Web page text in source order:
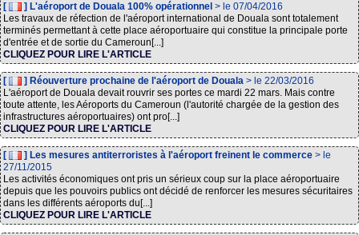
[ ] L'aéroport de Douala 100% opérationnel > le 07/04/2016
Les travaux de réfection de l'aéroport international de Douala sont totalement
terminés permettant à cette place aéroportuaire qui constitue la principale porte
d'entrée et de sortie du Cameroun[...]
CLIQUEZ POUR LIRE L'ARTICLE
[ ] Réouverture prochaine de l'aéroport de Douala > le 22/03/2016
L'aéroport de Douala devait rouvrir ses portes ce mardi 22 mars. Mais contre
toute attente, les Aéroports du Cameroun (l'autorité chargée de la gestion des
infrastructures aéroportuaires) ont pro[...]
CLIQUEZ POUR LIRE L'ARTICLE
[ ] Les mesures antiterroristes à l'aéroport freinent le commerce > le
27/11/2015
Les activités économiques ont pris un sérieux coup sur la place aéroportuaire
depuis que les pouvoirs publics ont décidé de renforcer les mesures sécuritaires
dans les différents aéroports du[...]
CLIQUEZ POUR LIRE L'ARTICLE